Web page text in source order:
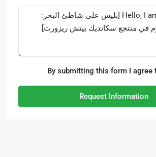
By submitting this form I agree
Request Information